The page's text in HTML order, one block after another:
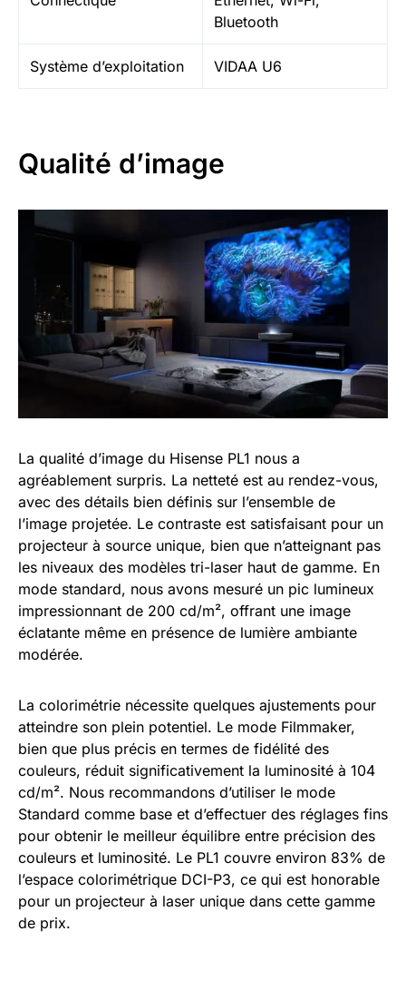
Bluetooth
Système d’exploitation VIDAA U6
Qualité d’image
La qualité d’image du Hisense PL1 nous a
agréablement surpris. La netteté est au rendez-vous,
avec des détails bien définis sur l’ensemble de
l’image projetée. Le contraste est satisfaisant pour un
projecteur à source unique, bien que n’atteignant pas
les niveaux des modèles tri-laser haut de gamme. En
mode standard, nous avons mesuré un pic lumineux
impressionnant de 200 cd/m², offrant une image
éclatante même en présence de lumière ambiante
modérée.
La colorimétrie nécessite quelques ajustements pour
atteindre son plein potentiel. Le mode Filmmaker,
bien que plus précis en termes de fidélité des
couleurs, réduit significativement la luminosité à 104
cd/m². Nous recommandons d’utiliser le mode
Standard comme base et d’effectuer des réglages fins
pour obtenir le meilleur équilibre entre précision des
couleurs et luminosité. Le PL1 couvre environ 83% de
l’espace colorimétrique DCI-P3, ce qui est honorable
pour un projecteur à laser unique dans cette gamme
de prix.